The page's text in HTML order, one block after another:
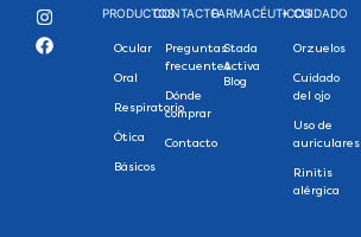
PRODUCTOS
Ocular
Oral
Respiratorio
Ótica
Básicos
CONTACTO
Preguntas
frecuentes
Dónde
comprar
Contacto
FARMACÉUTICOS
Stada
Activa
Blog
+ CUIDADO
Orzuelos
Cuidado
del ojo
Uso de
auriculares
Rinitis
alérgica